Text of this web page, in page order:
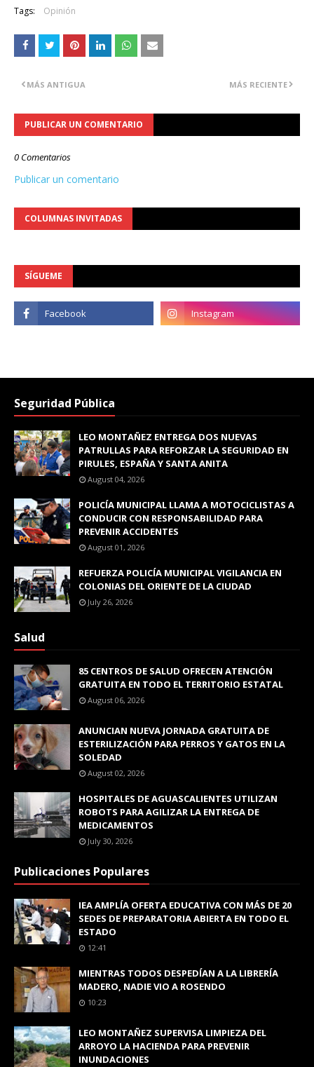
Tags: Opinión
MÁS RECIENTE
MÁS ANTIGUA
PUBLICAR UN COMENTARIO
0 Comentarios
Publicar un comentario
COLUMNAS INVITADAS
SÍGUEME
Seguridad Pública
LEO MONTAÑEZ ENTREGA DOS NUEVAS
PATRULLAS PARA REFORZAR LA SEGURIDAD EN
PIRULES, ESPAÑA Y SANTA ANITA
August 04, 2026
POLICÍA MUNICIPAL LLAMA A MOTOCICLISTAS A
CONDUCIR CON RESPONSABILIDAD PARA
PREVENIR ACCIDENTES
August 01, 2026
REFUERZA POLICÍA MUNICIPAL VIGILANCIA EN
COLONIAS DEL ORIENTE DE LA CIUDAD
July 26, 2026
Salud
85 CENTROS DE SALUD OFRECEN ATENCIÓN
GRATUITA EN TODO EL TERRITORIO ESTATAL
August 06, 2026
ANUNCIAN NUEVA JORNADA GRATUITA DE
ESTERILIZACIÓN PARA PERROS Y GATOS EN LA
SOLEDAD
August 02, 2026
HOSPITALES DE AGUASCALIENTES UTILIZAN
ROBOTS PARA AGILIZAR LA ENTREGA DE
MEDICAMENTOS
July 30, 2026
Publicaciones Populares
IEA AMPLÍA OFERTA EDUCATIVA CON MÁS DE 20
SEDES DE PREPARATORIA ABIERTA EN TODO EL
ESTADO
12:41
MIENTRAS TODOS DESPEDÍAN A LA LIBRERÍA
MADERO, NADIE VIO A ROSENDO
10:23
LEO MONTAÑEZ SUPERVISA LIMPIEZA DEL
ARROYO LA HACIENDA PARA PREVENIR
INUNDACIONES